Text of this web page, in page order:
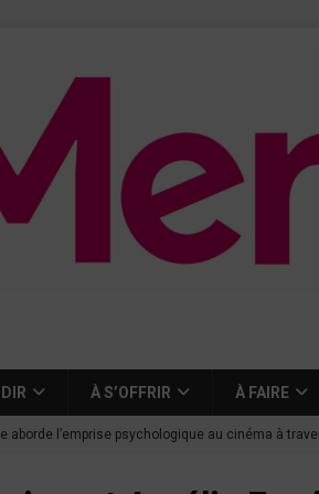
À S’OFFRIR À FAIRE
aborde l’emprise psychologique au cinéma à